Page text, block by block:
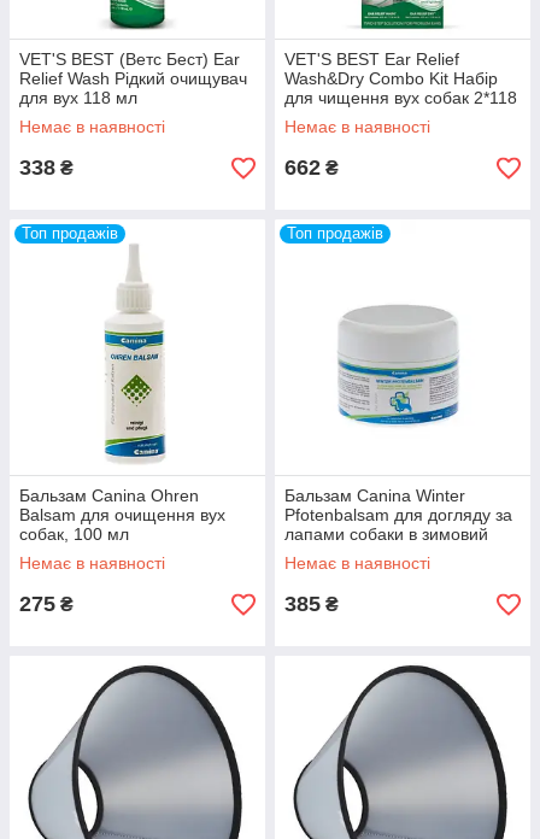
VET'S BEST (Ветс Бест) Ear
Relief Wash Рідкий очищувач
для вух 118 мл
Немає в наявності
338 ₴
VET'S BEST Ear Relief
Wash&Dry Combo Kit Набір
для чищення вух собак 2*118
мл
Немає в наявності
662 ₴
Топ продажів
Бальзам Canina Ohren
Balsam для очищення вух
собак, 100 мл
Немає в наявності
275 ₴
Топ продажів
Бальзам Canina Winter
Pfotenbalsam для догляду за
лапами собаки в зимовий
період, 100 мл
Немає в наявності
385 ₴